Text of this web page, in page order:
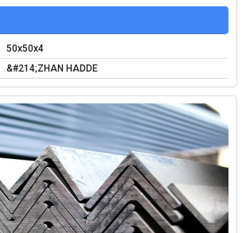
50x50x4
&#214;ZHAN HADDE